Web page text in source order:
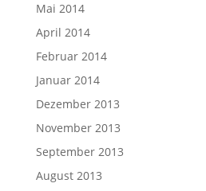
Mai 2014
April 2014
Februar 2014
Januar 2014
Dezember 2013
November 2013
September 2013
August 2013